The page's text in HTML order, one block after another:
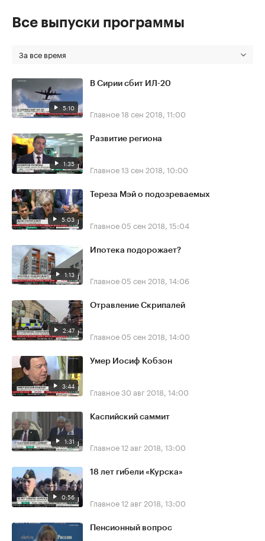
Все выпуски программы
За все время
5:10
В Сирии сбит ИЛ-20
Главное18 сен 2018, 11:00
1:35
Развитие региона
Главное13 сен 2018, 10:00
5:03
Тереза Мэй о подозреваемых
Главное 05 сен 2018, 15:04
1:13
Ипотека подорожает?
Главное 05 сен 2018, 14:06
2:47
Отравление Скрипалей
Главное 05 сен 2018, 14:00
3:44
Умер Иосиф Кобзон
Главное30 авг 2018, 14:00
1:31
Каспийский саммит
Главное12 авг 2018, 13:00
0:56
18 лет гибели «Курска»
Главное12 авг 2018, 13:00
Пенсионный вопрос